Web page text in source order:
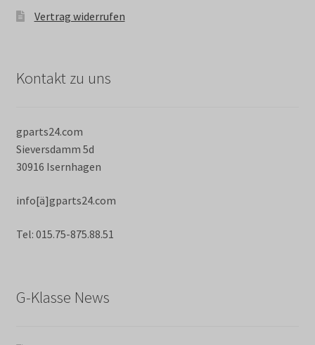
Vertrag widerrufen
Kontakt zu uns
gparts24.com
Sieversdamm 5d
30916 Isernhagen
info[ä]gparts24.com
Tel: 015.75-875.88.51
G-Klasse News